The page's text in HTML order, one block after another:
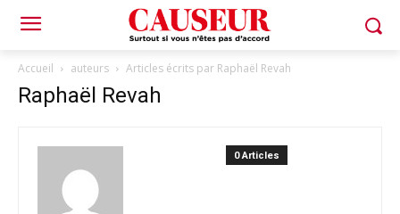
Accueil auteurs Articles écrits par Raphaël Revah
Raphaël Revah
0 Articles